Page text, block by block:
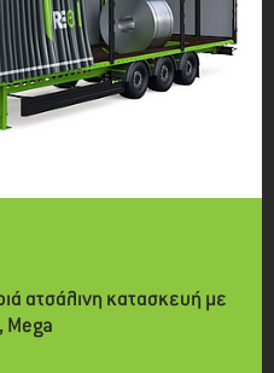
ατσάλινη κατασκευή με
Mega